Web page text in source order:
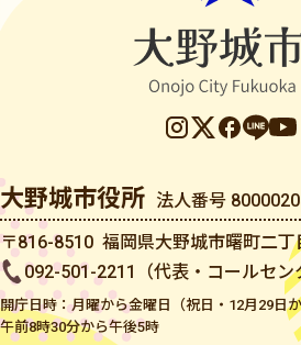
大野城市役所 法人番号
〒816-8510 福岡県大野城市曙町二丁
092-501-2211（代表・コールセン
開庁日時：月曜から金曜日（祝日・12月29日
午前8時30分から午後5時